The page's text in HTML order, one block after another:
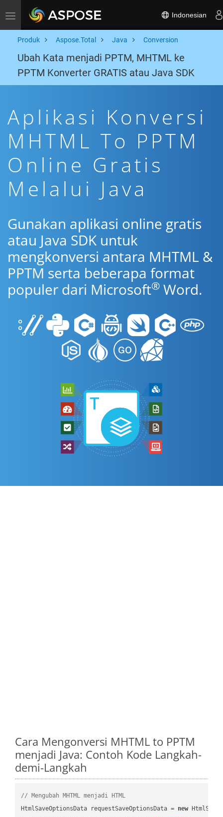
Toggle navigation Indonesian
Produk Aspose.Total Java Conversion
Ubah Kata menjadi PPTM, MHTML ke
PPTM Konverter GRATIS atau Java SDK
Aplikasi Konversi
MHTML To PPTM
Online Gratis
Melalui Java
Gunakan aplikasi online gratis
atau Java SDK untuk
mengkonversi antara MHTML &
PPTM serta beberapa format
populer dari Microsoft® Word.
Cara Mengonversi MHTML to PPTM
menjadi Java: Contoh Kode Langkah-
demi-Langkah
// Mengubah MHTML menjadi HTML
HtmlSaveOptionsData requestSaveOptionsData = new